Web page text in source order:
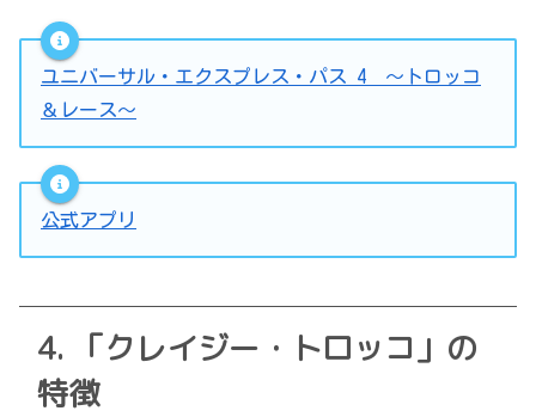
ユニバーサル・エクスプレス・パス 4 ～トロッコ
＆レース～
公式アプリ
「クレイジー・トロッコ」の
特徴